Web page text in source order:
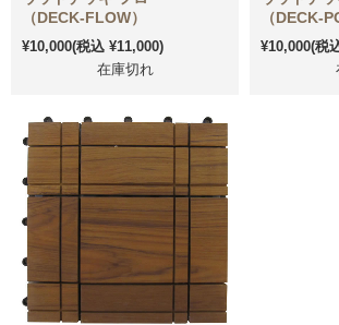
（DECK-FLOW）
¥10,000(税込 ¥11,000)
在庫切れ
（DECK-
¥10,000(税